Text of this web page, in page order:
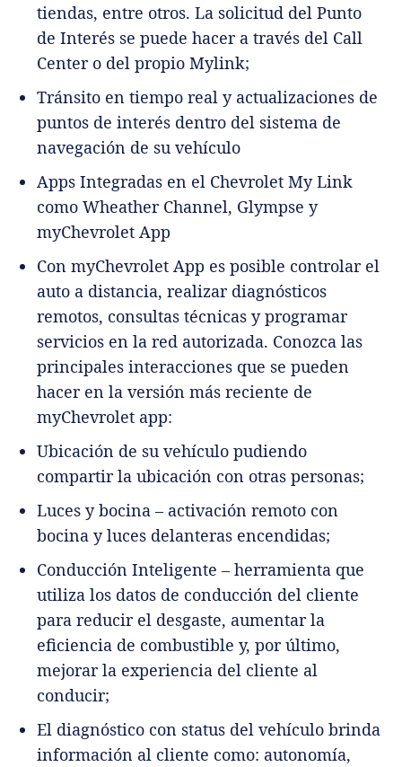
tiendas, entre otros. La solicitud del Punto
de Interés se puede hacer a través del Call
Center o del propio Mylink;
Tránsito en tiempo real y actualizaciones de
puntos de interés dentro del sistema de
navegación de su vehículo
Apps Integradas en el Chevrolet My Link
como Wheather Channel, Glympse y
myChevrolet App
Con myChevrolet App es posible controlar el
auto a distancia, realizar diagnósticos
remotos, consultas técnicas y programar
servicios en la red autorizada. Conozca las
principales interacciones que se pueden
hacer en la versión más reciente de
myChevrolet app:
Ubicación de su vehículo pudiendo
compartir la ubicación con otras personas;
Luces y bocina – activación remoto con
bocina y luces delanteras encendidas;
Conducción Inteligente – herramienta que
utiliza los datos de conducción del cliente
para reducir el desgaste, aumentar la
eficiencia de combustible y, por último,
mejorar la experiencia del cliente al
conducir;
El diagnóstico con status del vehículo brinda
información al cliente como: autonomía,